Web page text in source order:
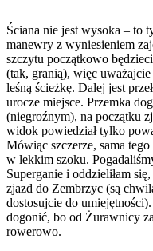
Ściana nie jest wysoka – to
manewry z wyniesieniem
szczytu początkowo
(tak, granią), więc
leśną ścieżkę. Dalej jest
urocze miejsce. Przemka
(niegroźnym), na początku
widok powiedział tylko
Mówiąc szczerze, sama
w lekkim szoku.
Superganie i oddzieliłam
zjazd do Zembrzyc (są
dostosujcie do
dogonić, bo od Żurawnicy
rowerowo.